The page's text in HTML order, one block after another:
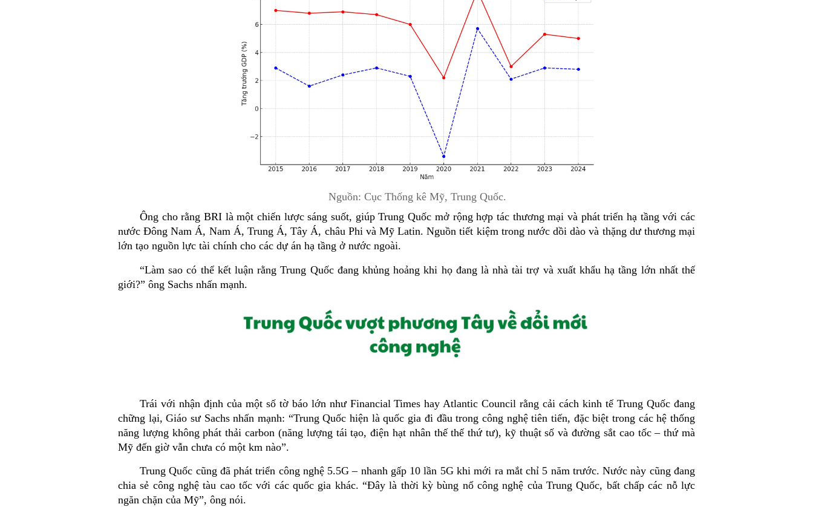
Nguồn: Cục Thống kê Mỹ, Trung Quốc.
Ông cho rằng BRI là một chiến lược sáng suốt, giúp Trung Quốc mở rộng hợp tác thương mại và phát triển hạ tầng với các
nước Đông Nam Á, Nam Á, Trung Á, Tây Á, châu Phi và Mỹ Latin. Nguồn tiết kiệm trong nước dồi dào và thặng dư thương mại
lớn tạo nguồn lực tài chính cho các dự án hạ tầng ở nước ngoài.
“Làm sao có thể kết luận rằng Trung Quốc đang khủng hoảng khi họ đang là nhà tài trợ và xuất khẩu hạ tầng lớn nhất thế
giới?” ông Sachs nhấn mạnh.
Trái với nhận định của một số tờ báo lớn như Financial Times hay Atlantic Council rằng cải cách kinh tế Trung Quốc đang
chững lại, Giáo sư Sachs nhấn mạnh: “Trung Quốc hiện là quốc gia đi đầu trong công nghệ tiên tiến, đặc biệt trong các hệ thống
năng lượng không phát thải carbon (năng lượng tái tạo, điện hạt nhân thế thế thứ tư), kỹ thuật số và đường sắt cao tốc – thứ mà
Mỹ đến giờ vẫn chưa có một km nào”.
Trung Quốc cũng đã phát triển công nghệ 5.5G – nhanh gấp 10 lần 5G khi mới ra mắt chỉ 5 năm trước. Nước này cũng đang
chia sẻ công nghệ tàu cao tốc với các quốc gia khác. “Đây là thời kỳ bùng nổ công nghệ của Trung Quốc, bất chấp các nỗ lực
ngăn chặn của Mỹ”, ông nói.